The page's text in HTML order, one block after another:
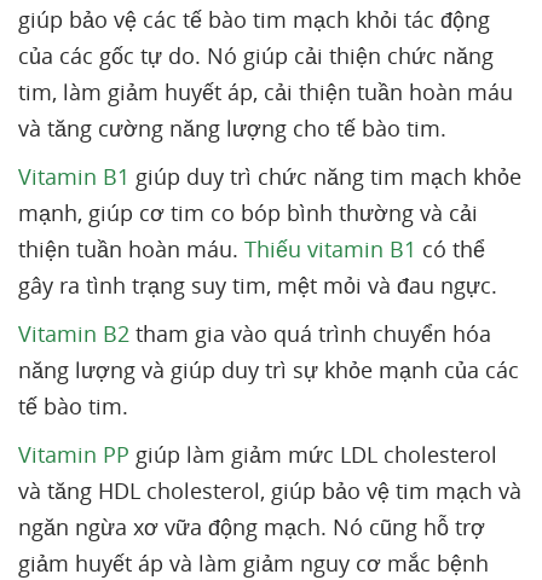
giúp bảo vệ các tế bào tim mạch khỏi tác động
của các gốc tự do. Nó giúp cải thiện chức năng
tim, làm giảm huyết áp, cải thiện tuần hoàn máu
và tăng cường năng lượng cho tế bào tim.
Vitamin B1 giúp duy trì chức năng tim mạch khỏe
mạnh, giúp cơ tim co bóp bình thường và cải
thiện tuần hoàn máu. Thiếu vitamin B1 có thể
gây ra tình trạng suy tim, mệt mỏi và đau ngực.
Vitamin B2 tham gia vào quá trình chuyển hóa
năng lượng và giúp duy trì sự khỏe mạnh của các
tế bào tim.
Vitamin PP giúp làm giảm mức LDL cholesterol
và tăng HDL cholesterol, giúp bảo vệ tim mạch và
ngăn ngừa xơ vữa động mạch. Nó cũng hỗ trợ
giảm huyết áp và làm giảm nguy cơ mắc bệnh